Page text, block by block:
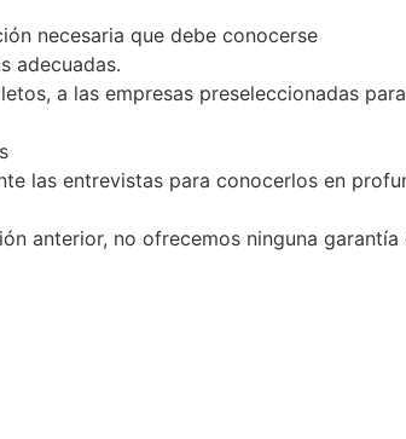
necesaria que debe conocerse
adecuadas.
a las empresas preseleccionadas
las entrevistas para conocerlos en
anterior, no ofrecemos ninguna